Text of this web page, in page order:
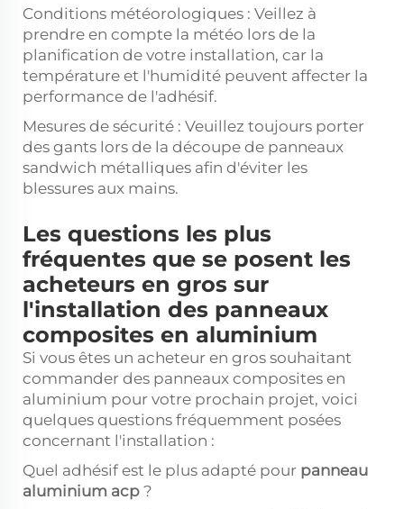
Conditions météorologiques : Veillez à
prendre en compte la météo lors de la
planification de votre installation, car la
température et l'humidité peuvent affecter la
performance de l'adhésif.
Mesures de sécurité : Veuillez toujours porter
des gants lors de la découpe de panneaux
sandwich métalliques afin d'éviter les
blessures aux mains.
Les questions les plus
fréquentes que se posent les
acheteurs en gros sur
l'installation des panneaux
composites en aluminium
Si vous êtes un acheteur en gros souhaitant
commander des panneaux composites en
aluminium pour votre prochain projet, voici
quelques questions fréquemment posées
concernant l'installation :
Quel adhésif est le plus adapté pour panneau
aluminium acp ?